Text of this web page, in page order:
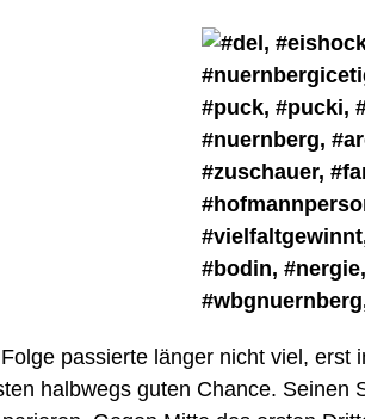
passierte länger nicht viel, erst
halbwegs guten Chance. Seinen